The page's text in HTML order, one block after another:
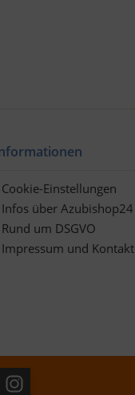
Cookie-Einstellungen
Infos über Azubishop24
Rund um DSGVO
Impressum und Kontakt